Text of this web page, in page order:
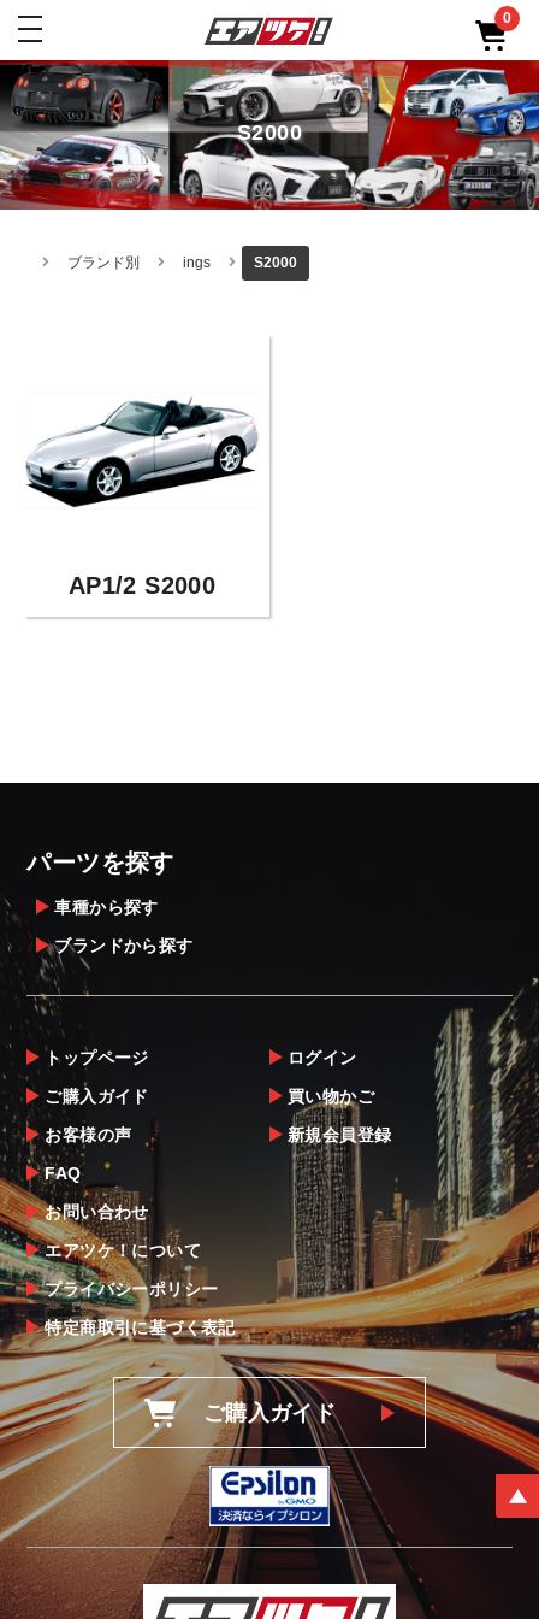
toggle
0
S2000
ブランド別 ings S2000
AP1/2 S2000
パーツを探す
車種から探す
ブランドから探す
トップページ
ご購入ガイド
お客様の声
FAQ
お問い合わせ
エアツケ！について
プライバシーポリシー
特定商取引に基づく表記
ログイン
買い物かご
新規会員登録
ご購入ガイド